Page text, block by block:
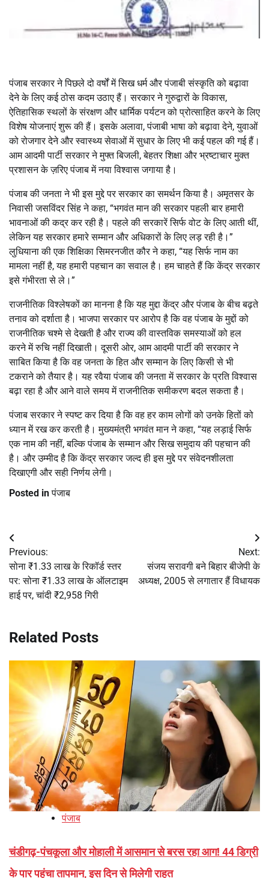
पंजाब सरकार ने पिछले दो वर्षों में सिख धर्म और पंजाबी संस्कृति को बढ़ावा
देने के लिए कई ठोस कदम उठाए हैं। सरकार ने गुरुद्वारों के विकास,
ऐतिहासिक स्थलों के संरक्षण और धार्मिक पर्यटन को प्रोत्साहित करने के लिए
विशेष योजनाएं शुरू की हैं। इसके अलावा, पंजाबी भाषा को बढ़ावा देने, युवाओं
को रोजगार देने और स्वास्थ्य सेवाओं में सुधार के लिए भी कई पहल की गई हैं।
आम आदमी पार्टी सरकार ने मुफ्त बिजली, बेहतर शिक्षा और भ्रष्टाचार मुक्त
प्रशासन के ज़रिए पंजाब में नया विश्वास जगाया है।
पंजाब की जनता ने भी इस मुद्दे पर सरकार का समर्थन किया है। अमृतसर के
निवासी जसविंदर सिंह ने कहा, “भगवंत मान की सरकार पहली बार हमारी
भावनाओं की कद्र कर रही है। पहले की सरकारें सिर्फ वोट के लिए आती थीं,
लेकिन यह सरकार हमारे सम्मान और अधिकारों के लिए लड़ रही है।”
लुधियाना की एक शिक्षिका सिमरनजीत कौर ने कहा, “यह सिर्फ नाम का
मामला नहीं है, यह हमारी पहचान का सवाल है। हम चाहते हैं कि केंद्र सरकार
इसे गंभीरता से ले।”
राजनीतिक विश्लेषकों का मानना है कि यह मुद्दा केंद्र और पंजाब के बीच बढ़ते
तनाव को दर्शाता है। भाजपा सरकार पर आरोप है कि वह पंजाब के मुद्दों को
राजनीतिक चश्मे से देखती है और राज्य की वास्तविक समस्याओं को हल
करने में रुचि नहीं दिखाती। दूसरी ओर, आम आदमी पार्टी की सरकार ने
साबित किया है कि वह जनता के हित और सम्मान के लिए किसी से भी
टकराने को तैयार है। यह रवैया पंजाब की जनता में सरकार के प्रति विश्वास
बढ़ा रहा है और आने वाले समय में राजनीतिक समीकरण बदल सकता है।
पंजाब सरकार ने स्पष्ट कर दिया है कि वह हर काम लोगों को उनके हितों को
ध्यान में रख कर करती है। मुख्यमंत्री भगवंत मान ने कहा, “यह लड़ाई सिर्फ
एक नाम की नहीं, बल्कि पंजाब के सम्मान और सिख समुदाय की पहचान की
है। और उम्मीद है कि केंद्र सरकार जल्द ही इस मुद्दे पर संवेदनशीलता
दिखाएगी और सही निर्णय लेगी।
Posted inपंजाब
Post
navigation
Previous:
सोना ₹1.33 लाख के रिकॉर्ड स्तर
पर: सोना ₹1.33 लाख के ऑलटाइम
हाई पर, चांदी ₹2,958 गिरी
Next:
संजय सरावगी बने बिहार बीजेपी के
अध्यक्ष, 2005 से लगातार हैं विधायक
Related Posts
पंजाब
चंडीगढ़-पंचकूला और मोहाली में आसमान से बरस रहा आग! 44 डिग्री
के पार पहुंचा तापमान, इस दिन से मिलेगी राहत